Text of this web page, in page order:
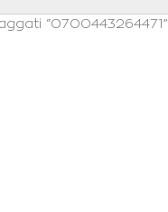
“0700443264471”